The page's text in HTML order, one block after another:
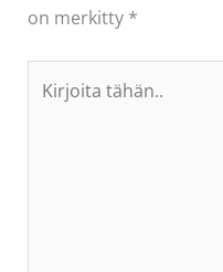
on merkitty *
tähän..